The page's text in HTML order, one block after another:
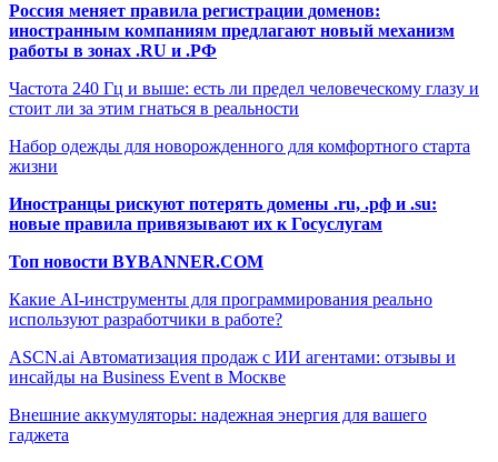
Россия меняет правила регистрации доменов:
иностранным компаниям предлагают новый механизм
работы в зонах .RU и .РФ
Частота 240 Гц и выше: есть ли предел человеческому глазу и
стоит ли за этим гнаться в реальности
Набор одежды для новорожденного для комфортного старта
жизни
Иностранцы рискуют потерять домены .ru, .рф и .su:
новые правила привязывают их к Госуслугам
Топ новости BYBANNER.COM
Какие AI-инструменты для программирования реально
используют разработчики в работе?
ASCN.ai Автоматизация продаж с ИИ агентами: отзывы и
инсайды на Business Event в Москве
Внешние аккумуляторы: надежная энергия для вашего
гаджета